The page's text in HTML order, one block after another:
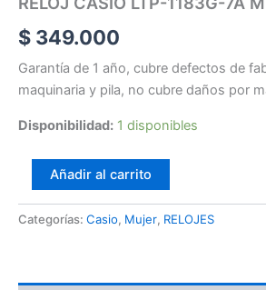
$ 349.000
Garantía de 1 año, cubre defectos de
maquinaria y pila, no cubre daños por
Disponibilidad: 1 disponibles
Añadir al carrito
Categorías: Casio, Mujer, RELOJES